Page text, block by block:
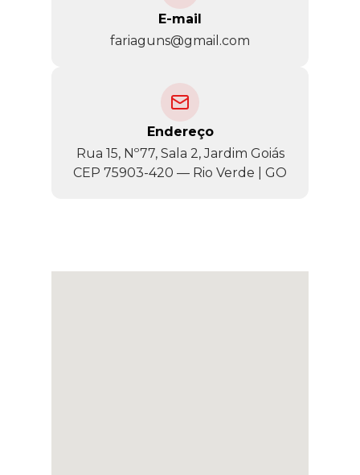
E-mail
fariaguns@gmail.com
Endereço
Rua 15, Nº77, Sala 2, Jardim Goiás
CEP 75903-420 — Rio Verde | GO